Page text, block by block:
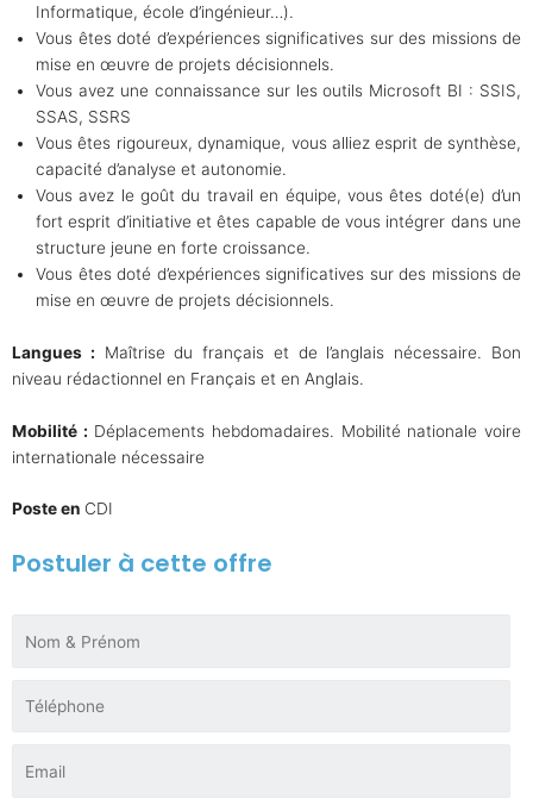
Informatique, école d’ingénieur…).
Vous êtes doté d’expériences significatives sur des missions de
mise en œuvre de projets décisionnels.
Vous avez une connaissance sur les outils Microsoft BI : SSIS,
SSAS, SSRS
Vous êtes rigoureux, dynamique, vous alliez esprit de synthèse,
capacité d’analyse et autonomie.
Vous avez le goût du travail en équipe, vous êtes doté(e) d’un
fort esprit d’initiative et êtes capable de vous intégrer dans une
structure jeune en forte croissance.
Vous êtes doté d’expériences significatives sur des missions de
mise en œuvre de projets décisionnels.
Langues :
Maîtrise du français et de l’anglais nécessaire. Bon
niveau rédactionnel en Français et en Anglais.
Mobilité : Déplacements hebdomadaires. Mobilité nationale voire
internationale nécessaire
Poste en CDI
Postuler à cette offre